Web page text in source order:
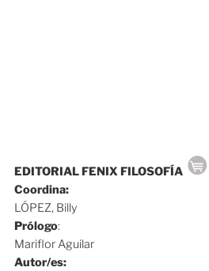
EDITORIAL FENIX FILOSOFÍA
Coordina:
LÓPEZ, Billy
Prólogo:
Mariflor Aguilar
Autor/es: